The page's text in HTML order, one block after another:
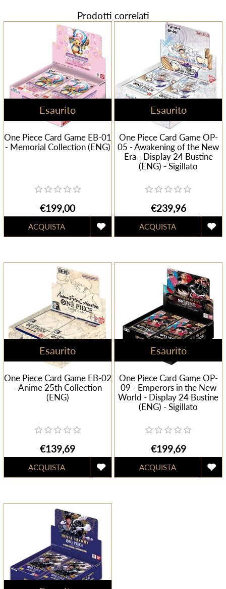
Prodotti correlati
Esaurito
One Piece Card Game EB-01
- Memorial Collection (ENG)
€199,00
Esaurito
One Piece Card Game OP-
05 - Awakening of the New
Era - Display 24 Bustine
(ENG) - Sigillato
€239,96
Esaurito
One Piece Card Game EB-02
- Anime 25th Collection
(ENG)
€139,69
Esaurito
One Piece Card Game OP-
09 - Emperors in the New
World - Display 24 Bustine
(ENG) - Sigillato
€199,69